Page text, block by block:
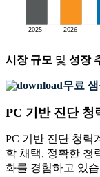
시장 규모 및 성장
무료
PC 기반 진단 청
PC 기반 진단 청력
학 채택, 정확한 청
화를 경험하고 있